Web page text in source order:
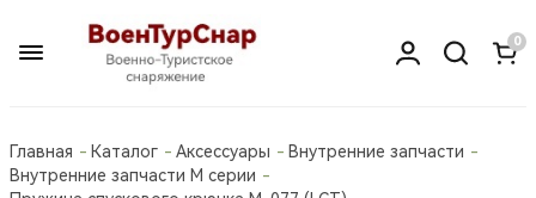
0
Главная Каталог Аксессуары
Внутренние запчасти
Внутренние запчасти М серии